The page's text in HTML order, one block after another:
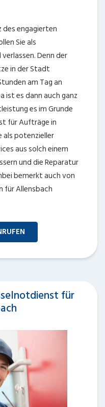
engagierten
Sie als
Denn der
in der Stadt
am Tag an
ist es dann auch ganz
es im Grunde
für Aufträge in
als potenzieller
aus solch einem
und die Reparatur
bemerkt auch von
für Allensbach
für